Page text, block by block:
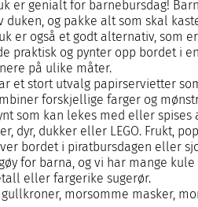
er genialt for barnebursdag!
og pakke alt som skal
er også et godt alternativ, som
praktisk og pynter opp bordet i
på ulike måter.
et stort utvalg papirservietter
forskjellige farger og
som kan lekes med eller
dyr, dukker eller LEGO. Frukt,
bordet i piratbursdagen eller
for barna, og vi har mange
eller fargerike sugerør.
gullkroner, morsomme masker,